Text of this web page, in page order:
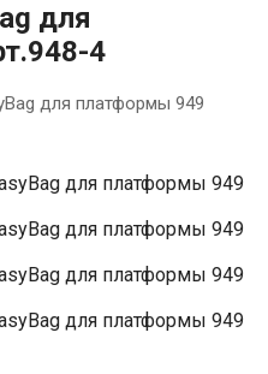
для
4
для платформы 949